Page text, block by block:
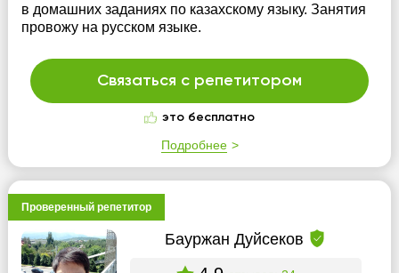
в домашних заданиях по казахскому языку. Занятия
провожу на русском языке.
Связаться с репетитором
это бесплатно
Подробнее
Проверенный репетитор
Бауржан Дуйсеков